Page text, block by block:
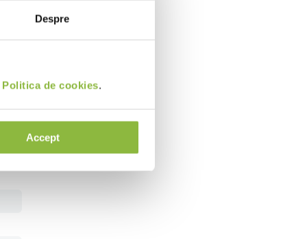
Despre
Politica de cookies.
Accept